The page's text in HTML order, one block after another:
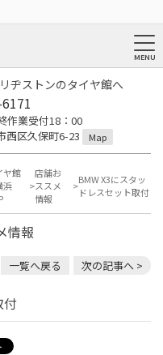
ヂストンのタイヤ館へ
業受付18：00
区久保町6-23
Map
ヤ館
浜
店舗お
ススメ
情報
BMW X3にスタッ
ドレスセット取付
情報
一覧へ戻る 次の記事へ >
付